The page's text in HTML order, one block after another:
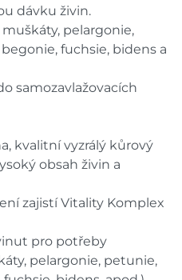
dávku živin.
pelargonie,
fuchsie, bidens a
samozavlažovacích
kvalitní vyzrálý kůrový
obsah živin a
zajistí Vitality Komplex
pro potřeby
pelargonie, petunie,